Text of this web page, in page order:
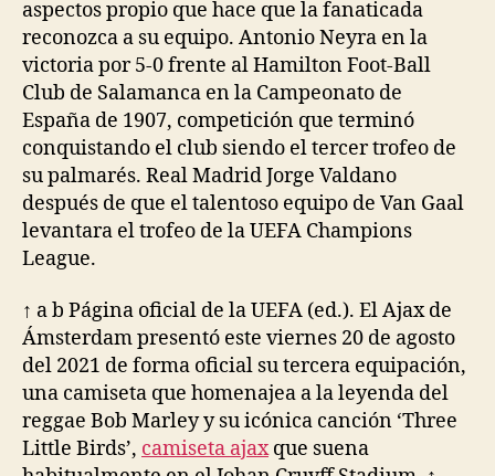
aspectos propio que hace que la fanaticada
reconozca a su equipo. Antonio Neyra en la
victoria por 5-0 frente al Hamilton Foot-Ball
Club de Salamanca en la Campeonato de
España de 1907, competición que terminó
conquistando el club siendo el tercer trofeo de
su palmarés. Real Madrid Jorge Valdano
después de que el talentoso equipo de Van Gaal
levantara el trofeo de la UEFA Champions
League.
↑ a b Página oficial de la UEFA (ed.). El Ajax de
Ámsterdam presentó este viernes 20 de agosto
del 2021 de forma oficial su tercera equipación,
una camiseta que homenajea a la leyenda del
reggae Bob Marley y su icónica canción ‘Three
Little Birds’, camiseta ajaxque suena